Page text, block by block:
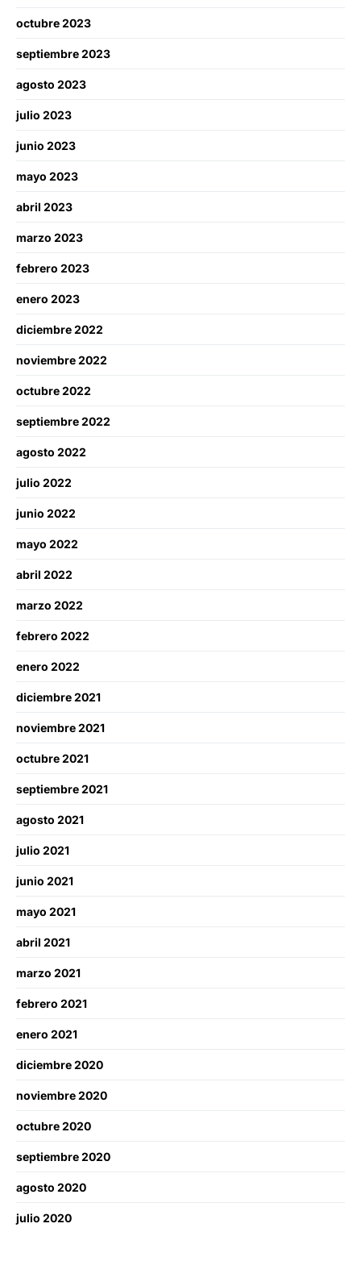
octubre 2023
septiembre 2023
agosto 2023
julio 2023
junio 2023
mayo 2023
abril 2023
marzo 2023
febrero 2023
enero 2023
diciembre 2022
noviembre 2022
octubre 2022
septiembre 2022
agosto 2022
julio 2022
junio 2022
mayo 2022
abril 2022
marzo 2022
febrero 2022
enero 2022
diciembre 2021
noviembre 2021
octubre 2021
septiembre 2021
agosto 2021
julio 2021
junio 2021
mayo 2021
abril 2021
marzo 2021
febrero 2021
enero 2021
diciembre 2020
noviembre 2020
octubre 2020
septiembre 2020
agosto 2020
julio 2020